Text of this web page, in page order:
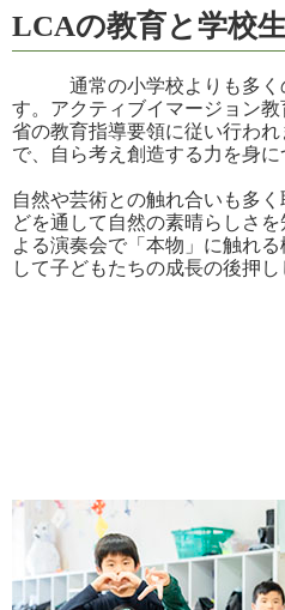
LCAの教育と学校
通常の小学校よりも多くの
す。アクティブイマージョン
省の教育指導要領に従い行わ
で、自ら考え創造する力を身に
自然や芸術との触れ合いも多
どを通して自然の素晴らしさ
よる演奏会で「本物」に触れ
して子どもたちの成長の後押し